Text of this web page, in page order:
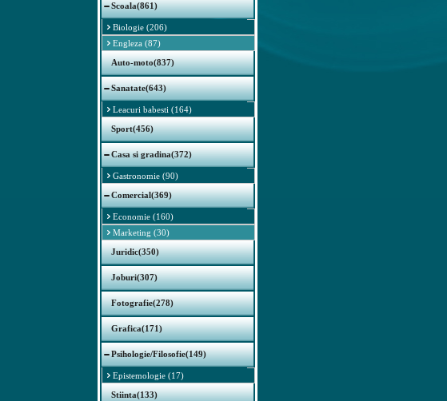
Scoala(861)
Biologie (206)
Engleza (87)
Auto-moto(837)
Sanatate(643)
Leacuri babesti (164)
Sport(456)
Casa si gradina(372)
Gastronomie (90)
Comercial(369)
Economie (160)
Marketing (30)
Juridic(350)
Joburi(307)
Fotografie(278)
Grafica(171)
Psihologie/Filosofie(149)
Epistemologie (17)
Stiinta(133)